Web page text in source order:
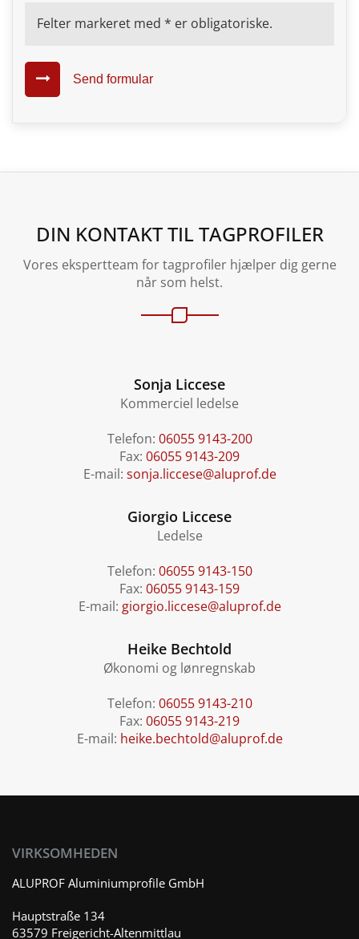
Felter markeret med * er obligatoriske.
Send formular
DIN KONTAKT TIL TAGPROFILER
Vores ekspertteam for tagprofiler hjælper dig gerne
når som helst.
Sonja Liccese
Kommerciel ledelse
Telefon: 06055 9143-200
Fax: 06055 9143-209
E-mail: sonja.liccese@aluprof.de
Giorgio Liccese
Ledelse
Telefon: 06055 9143-150
Fax: 06055 9143-159
E-mail: giorgio.liccese@aluprof.de
Heike Bechtold
Økonomi og lønregnskab
Telefon: 06055 9143-210
Fax: 06055 9143-219
E-mail: heike.bechtold@aluprof.de
VIRKSOMHEDEN
ALUPROF Aluminiumprofile GmbH
Hauptstraße 134
63579 Freigericht-Altenmittlau